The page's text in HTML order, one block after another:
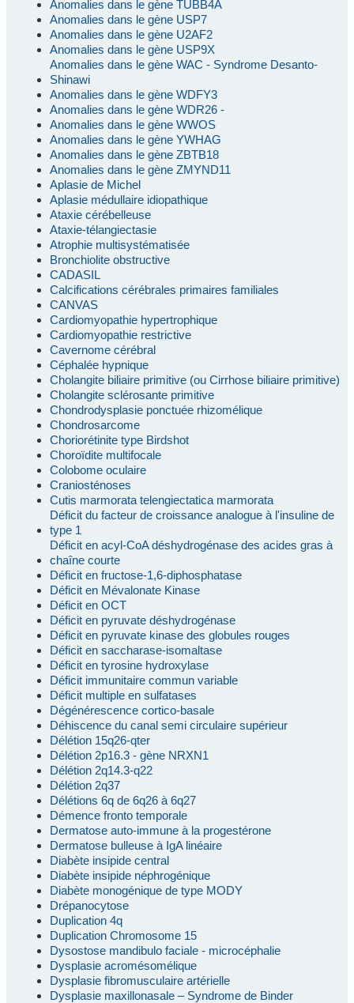
Anomalies dans le gène TUBB4A
Anomalies dans le gène USP7
Anomalies dans le gène U2AF2
Anomalies dans le gène USP9X
Anomalies dans le gène WAC - Syndrome Desanto-
Shinawi
Anomalies dans le gène WDFY3
Anomalies dans le gène WDR26 -
Anomalies dans le gène WWOS
Anomalies dans le gène YWHAG
Anomalies dans le gène ZBTB18
Anomalies dans le gène ZMYND11
Aplasie de Michel
Aplasie médullaire idiopathique
Ataxie cérébelleuse
Ataxie-télangiectasie
Atrophie multisystématisée
Bronchiolite obstructive
CADASIL
Calcifications cérébrales primaires familiales
CANVAS
Cardiomyopathie hypertrophique
Cardiomyopathie restrictive
Cavernome cérébral
Céphalée hypnique
Cholangite biliaire primitive (ou Cirrhose biliaire primitive)
Cholangite sclérosante primitive
Chondrodysplasie ponctuée rhizomélique
Chondrosarcome
Choriorétinite type Birdshot
Choroïdite multifocale
Colobome oculaire
Craniosténoses
Cutis marmorata telengiectatica marmorata
Déficit du facteur de croissance analogue à l'insuline de
type 1
Déficit en acyl-CoA déshydrogénase des acides gras à
chaîne courte
Déficit en fructose-1,6-diphosphatase
Déficit en Mévalonate Kinase
Déficit en OCT
Déficit en pyruvate déshydrogénase
Déficit en pyruvate kinase des globules rouges
Déficit en saccharase-isomaltase
Déficit en tyrosine hydroxylase
Déficit immunitaire commun variable
Déficit multiple en sulfatases
Dégénérescence cortico-basale
Déhiscence du canal semi circulaire supérieur
Délétion 15q26-qter
Délétion 2p16.3 - gène NRXN1
Délétion 2q14.3-q22
Délétion 2q37
Délétions 6q de 6q26 à 6q27
Démence fronto temporale
Dermatose auto-immune à la progestérone
Dermatose bulleuse à IgA linéaire
Diabète insipide central
Diabète insipide néphrogénique
Diabète monogénique de type MODY
Drépanocytose
Duplication 4q
Duplication Chromosome 15
Dysostose mandibulo faciale - microcéphalie
Dysplasie acromésomélique
Dysplasie fibromusculaire artérielle
Dysplasie maxillonasale – Syndrome de Binder